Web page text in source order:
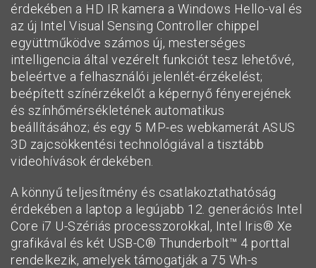
érdekében a HD IR kamera a Windows Hello-val és
az új Intel Visual Sensing Controller chippel
együttműködve számos új, mesterséges
intelligencia által vezérelt funkciót tesz lehetővé,
beleértve a felhasználói jelenlét-érzékelést;
beépített színérzékelőt a képernyő fényerejének
és színhőmérsékletének automatikus
beállításához; és egy 5 MP-es webkamerát ASUS
3D zajcsökkentési technológiával a tisztább
videohívások érdekében.
A könnyű teljesítmény és csatlakoztathatóság
érdekében a laptop a legújabb 12. generációs Intel
Core i7 U-Szériás processzorokkal, Intel Iris® Xe
grafikával és két USB-C® Thunderbolt™ 4 porttal
rendelkezik, amelyek támogatják a 75 Wh-s